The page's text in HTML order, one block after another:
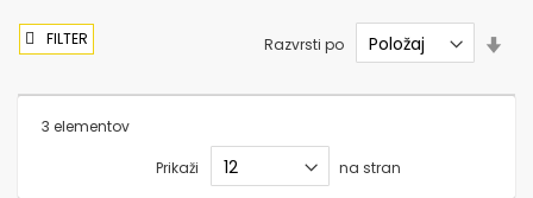
3 elementov
Prikaži na stran
Razvrsti po
FILTER